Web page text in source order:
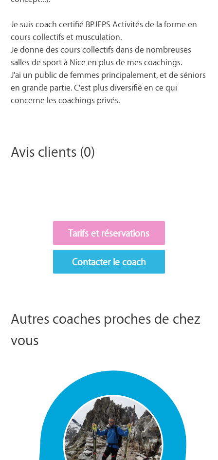
Je suis coach certifié BPJEPS Activités de la forme en
cours collectifs et musculation.
Je donne des cours collectifs dans de nombreuses
salles de sport à Nice en plus de mes coachings.
J'ai un public de femmes principalement, et de séniors
en grande partie. C'est plus diversifié en ce qui
concerne les coachings privés.
Avis clients (0)
Tarifs et réservations
Contacter le coach
Autres coaches proches de chez
vous